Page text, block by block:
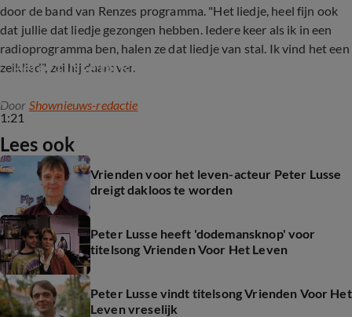
door de band van Renzes programma. "Het liedje, heel fijn ook
dat jullie dat liedje gezongen hebben. Iedere keer als ik in een
radioprogramma ben, halen ze dat liedje van stal. Ik vind het een
zeiklied", zei hij daarover.
1:21
Peter Lusse bij Renze
Door Shownieuws-redactie
Lees ook
Vrienden voor het leven-acteur Peter Lusse
dreigt dakloos te worden
Peter Lusse heeft 'dodemansknop' voor
titelsong Vrienden Voor Het Leven
Peter Lusse vindt titelsong Vrienden Voor Het
Leven vreselijk